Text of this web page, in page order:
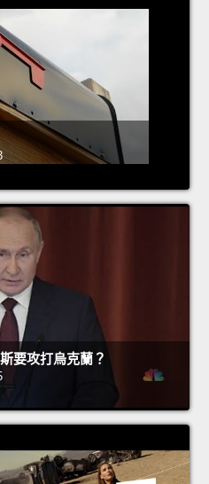
要攻打烏克蘭？